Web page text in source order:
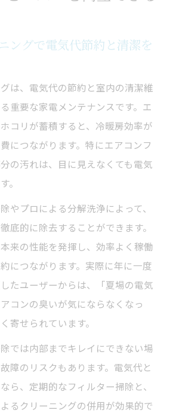
ングで電気代節約と清潔を
は、電気代の節約と室内の清潔維
重要な家電メンテナンスです。エ
コリが蓄積すると、冷暖房効率が
につながります。特にエアコンフ
の汚れは、目に見えなくても電気
。
やプロによる分解洗浄によって、
底的に除去することができます。
来の性能を発揮し、効率よく稼働
につながります。実際に年に一度
たユーザーからは、「夏場の電気
コンの臭いが気にならなくなっ
寄せられています。
では内部までキレイにできない場
障のリスクもあります。電気代と
ら、定期的なフィルター掃除と、
るクリーニングの併用が効果的で